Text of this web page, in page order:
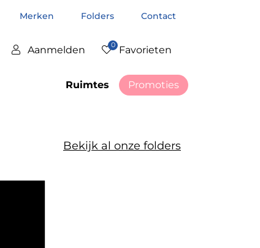
Merken Folders Contact
Aanmelden 0 Favorieten
Ruimtes Promoties
Bekijk al onze folders